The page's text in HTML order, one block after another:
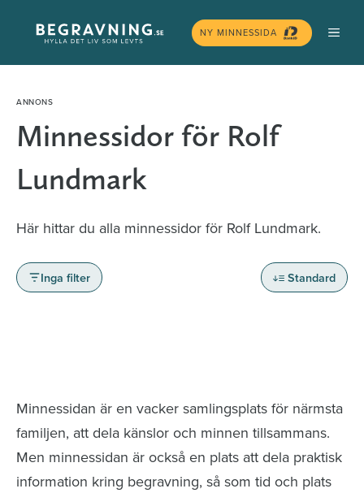
innehåll
NY MINNESSIDA
Minnessidor för Rolf
Lundmark
Här hittar du alla minnessidor för Rolf Lundmark.
Inga filter Standard
Minnessidan är en vacker samlingsplats för närmsta
familjen, att dela känslor och minnen tillsammans.
Men minnessidan är också en plats att dela praktisk
information kring begravning, så som tid och plats